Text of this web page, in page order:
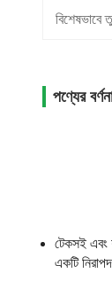
বিশেষভাবে
পণ্যের বর্ণনা
টেকসই এবং
একটি